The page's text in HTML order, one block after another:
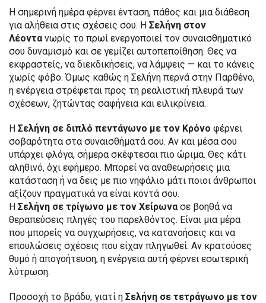
Η σημερινή ημέρα φέρνει ένταση, πάθος και μια διάθεση
για αλήθεια στις σχέσεις σου. Η Σελήνη στον
Λέοντανωρίς το πρωί ενεργοποιεί τον συναισθηματικό
σου δυναμισμό και σε γεμίζει αυτοπεποίθηση. Θες να
εκφραστείς, να διεκδικήσεις, να λάμψεις — και το κάνεις
χωρίς φόβο. Όμως καθώς η Σελήνη περνά στην Παρθένο,
η ενέργεια στρέφεται προς τη ρεαλιστική πλευρά των
σχέσεων, ζητώντας σαφήνεια και ειλικρίνεια.
Η Σελήνη σε διπλό πεντάγωνο με τον Κρόνο φέρνει
σοβαρότητα στα συναισθήματά σου. Αν και μέσα σου
υπάρχει φλόγα, σήμερα σκέφτεσαι πιο ώριμα. Θες κάτι
αληθινό, όχι εφήμερο. Μπορεί να αναθεωρήσεις μια
κατάσταση ή να δεις με πιο νηφάλιο μάτι ποιοι άνθρωποι
αξίζουν πραγματικά να είναι κοντά σου.
Η Σελήνη σε τρίγωνο με τον Χείρωνασε βοηθά να
θεραπεύσεις πληγές του παρελθόντος. Είναι μια μέρα
που μπορείς να συγχωρήσεις, να κατανοήσεις και να
επουλώσεις σχέσεις που είχαν πληγωθεί. Αν κρατούσες
θυμό ή απογοήτευση, η ενέργεια αυτή φέρνει εσωτερική
λύτρωση.
Προσοχή το βράδυ, γιατί η Σελήνη σε τετράγωνο με τον